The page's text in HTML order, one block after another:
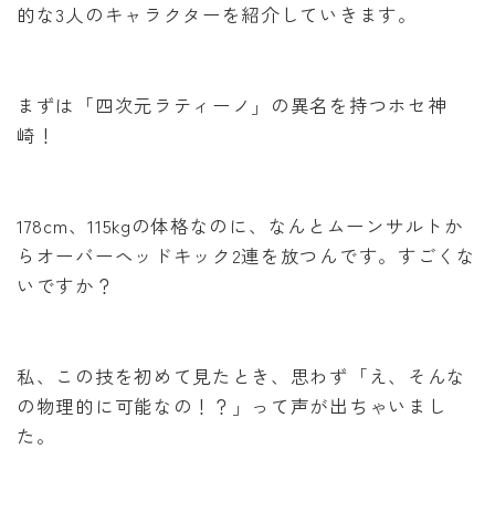
的な3人のキャラクターを紹介していきます。
まずは「四次元ラティーノ」の異名を持つホセ神
崎！
178cm、115kgの体格なのに、なんとムーンサルトか
らオーバーヘッドキック2連を放つんです。すごくな
いですか？
私、この技を初めて見たとき、思わず「え、そんな
の物理的に可能なの！？」って声が出ちゃいまし
た。